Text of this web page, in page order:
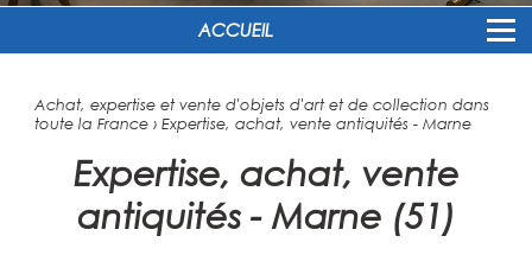
ACCUEIL
Achat, expertise et vente d'objets d'art et de collection dans
toute la France› Expertise, achat, vente antiquités - Marne
Expertise, achat, vente
antiquités - Marne (51)